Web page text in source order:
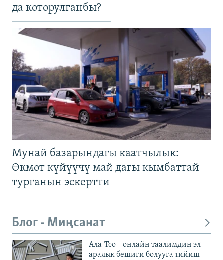
да которулганбы?
Мунай базарындагы каатчылык:
Өкмөт күйүүчү май дагы кымбаттай
турганын эскертти
Блог - Миңсанат
Ала-Тоо – онлайн таалимдин эл
аралык бешиги болууга тийиш